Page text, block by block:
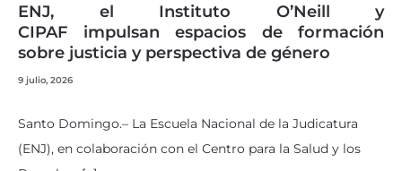
ENJ, el Instituto O’Neill y
CIPAF impulsan espacios de formación
sobre justicia y perspectiva de género
9 julio, 2026
Santo Domingo.– La Escuela Nacional de la Judicatura
(ENJ), en colaboración con el Centro para la Salud y los